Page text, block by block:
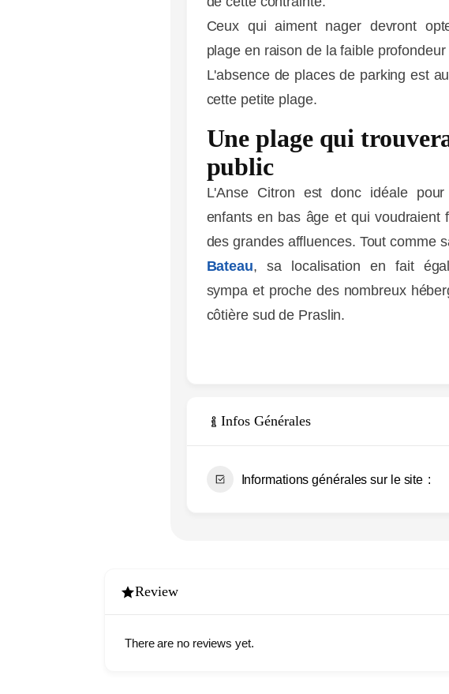
Ceux qui aiment nager devront
plage en raison de la faible
L'absence de places de parking est
cette petite plage.
Une plage qui
public
L'Anse Citron est donc idéale
enfants en bas âge et qui voudraient
des grandes affluences. Tout comme
Bateau, sa localisation en fait
sympa et proche des nombreux
côtière sud de Praslin.
Infos Générales
Informations générales sur le site
Review
There are no reviews yet.